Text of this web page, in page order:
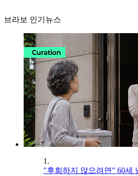
브라보 인기뉴스
1.
"후회하지 않으려면" 60세